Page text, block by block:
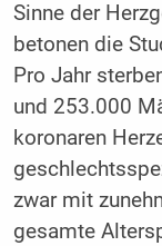
Sinne der
betonen die
Pro Jahr
und 253.000
koronaren
zwar mit
gesamte